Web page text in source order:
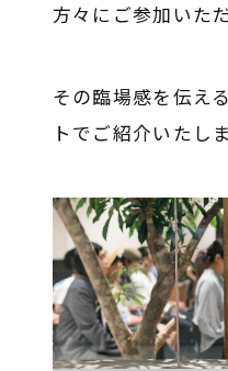
方々にご参加いた
その臨場感を伝え
トでご紹介いたしま